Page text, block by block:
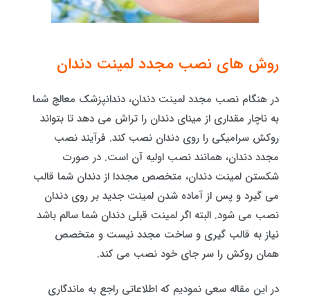
روش های نصب مجدد لمینت دندان
در هنگام نصب مجدد لمینت دندان، دندانپزشک معالج شما
به ناچار مقداری از مینای دندان را تراش می دهد تا بتواند
روکش سرامیکی را روی دندان نصب کند. فرآیند نصب
مجدد دندان، همانند نصب اولیه آن است. در صورت
شکستن لمینت دندان، متخصص مجددا از دندان شما قالب
می گیرد و پس از آماده شدن لمینت جدید بر روی دندان
نصب می شود. البته اگر لمینت قبلی دندان شما سالم باشد
نیاز به قالب گیری و ساخت مجدد نیست و متخصص
همان روکش را سر جای خود نصب می کند.
در این مقاله سعی نمودیم که اطلاعاتی راجع به ماندگاری